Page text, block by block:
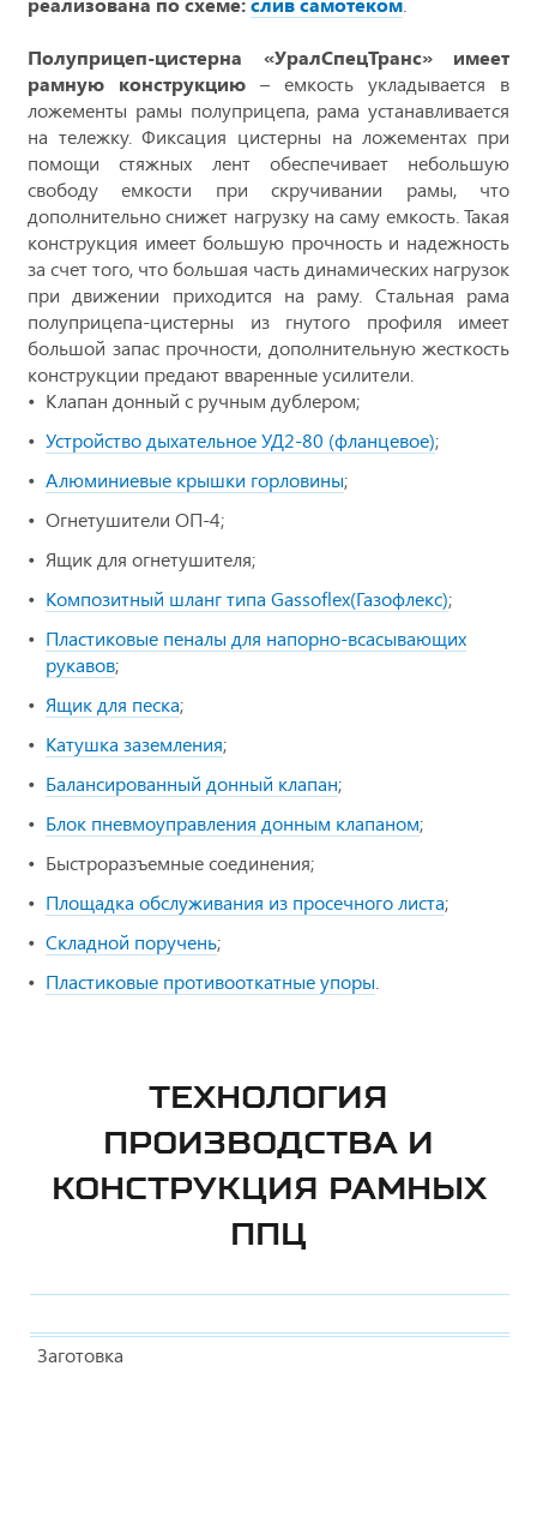
Полуприцеп-цистерна «УралСпецТранс» имеет
рамную конструкцию – емкость укладывается в
ложементы рамы полуприцепа, рама устанавливается
на тележку. Фиксация цистерны на ложементах при
помощи стяжных лент обеспечивает небольшую
свободу емкости при скручивании рамы, что
дополнительно снижет нагрузку на саму емкость. Такая
конструкция имеет большую прочность и надежность
за счет того, что большая часть динамических нагрузок
при движении приходится на раму. Стальная рама
полуприцепа-цистерны из гнутого профиля имеет
большой запас прочности, дополнительную жесткость
конструкции предают вваренные усилители.
Клапан донный с ручным дублером;
Устройство дыхательное УД2-80 (фланцевое);
Алюминиевые крышки горловины;
Огнетушители ОП-4;
Ящик для огнетушителя;
Композитный шланг типа Gassoflex(Газофлекс);
Пластиковые пеналы для напорно-всасывающих
рукавов;
Ящик для песка;
Катушка заземления;
Балансированный донный клапан;
Блок пневмоуправления донным клапаном;
Быстроразъемные соединения;
Площадка обслуживания из просечного листа;
Складной поручень;
Пластиковые противооткатные упоры
ТЕХНОЛОГИЯ
ПРОИЗВОДСТВА И
КОНСТРУКЦИЯ РАМНЫХ
ППЦ
Заготовка